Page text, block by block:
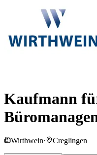
Kaufmann
Wirthwein· Creglingen